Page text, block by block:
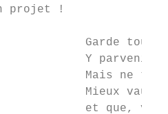
projet !
Garde
Y parvenir
Mais ne te
Mieux vaut
et que,